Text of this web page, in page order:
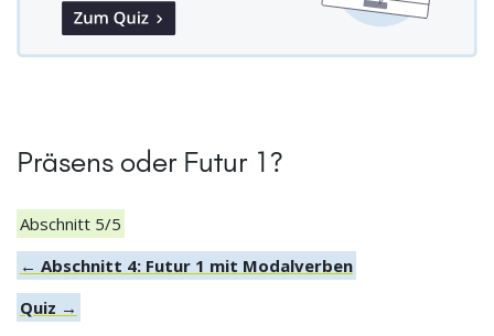
Präsens oder Futur 1?
Abschnitt 5/5
← Abschnitt 4: Futur 1 mit Modalverben
Quiz →